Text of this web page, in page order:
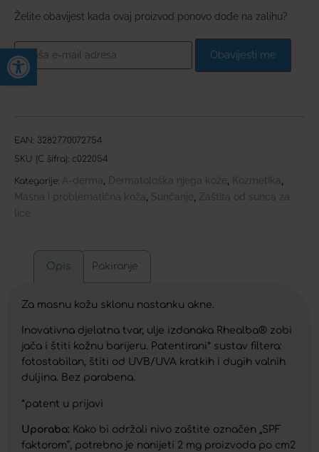
Open toolbar
Želite obavijest kada ovaj proizvod ponovo dođe na zalihu?
Obavijesti me
EAN: 3282770072754
SKU (C šifra): c022054
Kategorije: A-derma Dermatološka njega kože Kozmetika
Masna i problematična koža Sunčanje Zaštita od sunca za
lice
Opis Pakiranje
Za masnu kožu sklonu nastanku akne.
Inovativna djelatna tvar, ulje izdanaka Rhealba® zobi
jača i štiti kožnu barijeru. Patentirani* sustav filtera:
fotostabilan, štiti od UVB/UVA kratkih i dugih valnih
duljina. Bez parabena.
*patent u prijavi
Uporaba: Kako bi održali nivo zaštite označen „SPF
faktorom“, potrebno je nanijeti 2 mg proizvoda po cm2